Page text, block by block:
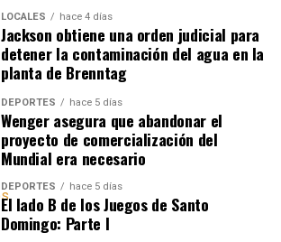
LOCALES hace 4 días
Jackson obtiene una orden judicial para
detener la contaminación del agua en la
planta de Brenntag
DEPORTES hace 5 días
Wenger asegura que abandonar el
proyecto de comercialización del
Mundial era necesario
DEPORTES hace 5 días
El lado B de los Juegos de Santo
Domingo: Parte I